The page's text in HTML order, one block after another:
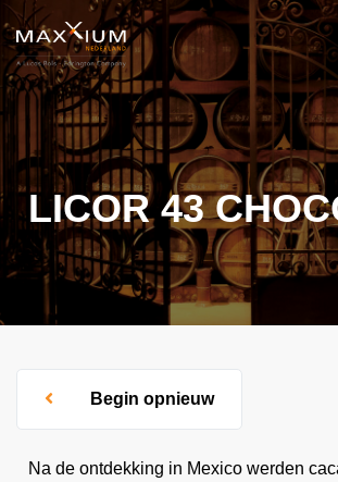
LICOR 43
Begin opnieuw
Na de ontdekking in Mexico werden